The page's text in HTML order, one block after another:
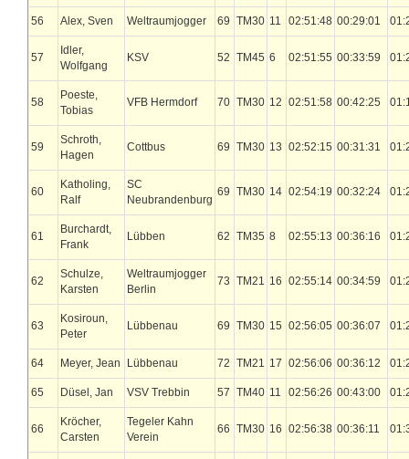
56 Alex, Sven Weltraumjogger 69 TM30 11 02:51:48 00:29:01
57
Idler,
Wolfgang
KSV 52 TM45 6 02:51:55 00:33:59
58
Poeste,
Tobias
VFB Hermdorf 70 TM30 12 02:51:58 00:42:25
59
Schroth,
Hagen
Cottbus 69 TM30 13 02:52:15 00:31:31
60
Katholing,
Ralf
SC
Neubrandenburg
69 TM30 14 02:54:19 00:32:24
61
Burchardt,
Frank
Lübben 62 TM35 8 02:55:13 00:36:16
62
Schulze,
Karsten
Weltraumjogger
Berlin
73 TM21 16 02:55:14 00:34:59
63
Kosiroun,
Peter
Lübbenau 69 TM30 15 02:56:05 00:36:07
64 Meyer, Jean Lübbenau 72 TM21 17 02:56:06 00:36:12
65 Düsel, Jan VSV Trebbin 57 TM40 11 02:56:26 00:43:00
66
Kröcher,
Carsten
Tegeler Kahn
Verein
66 TM30 16 02:56:38 00:36:11